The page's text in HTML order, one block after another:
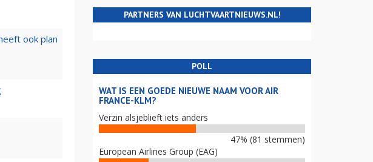
ook plan
PARTNERS VAN LUCHTVAARTNIEUWS.NL!
POLL
WAT IS EEN GOEDE NIEUWE NAAM VOOR AIR
FRANCE-KLM?
Verzin alsjeblieft iets anders
47% (81 stemmen)
European Airlines Group (EAG)